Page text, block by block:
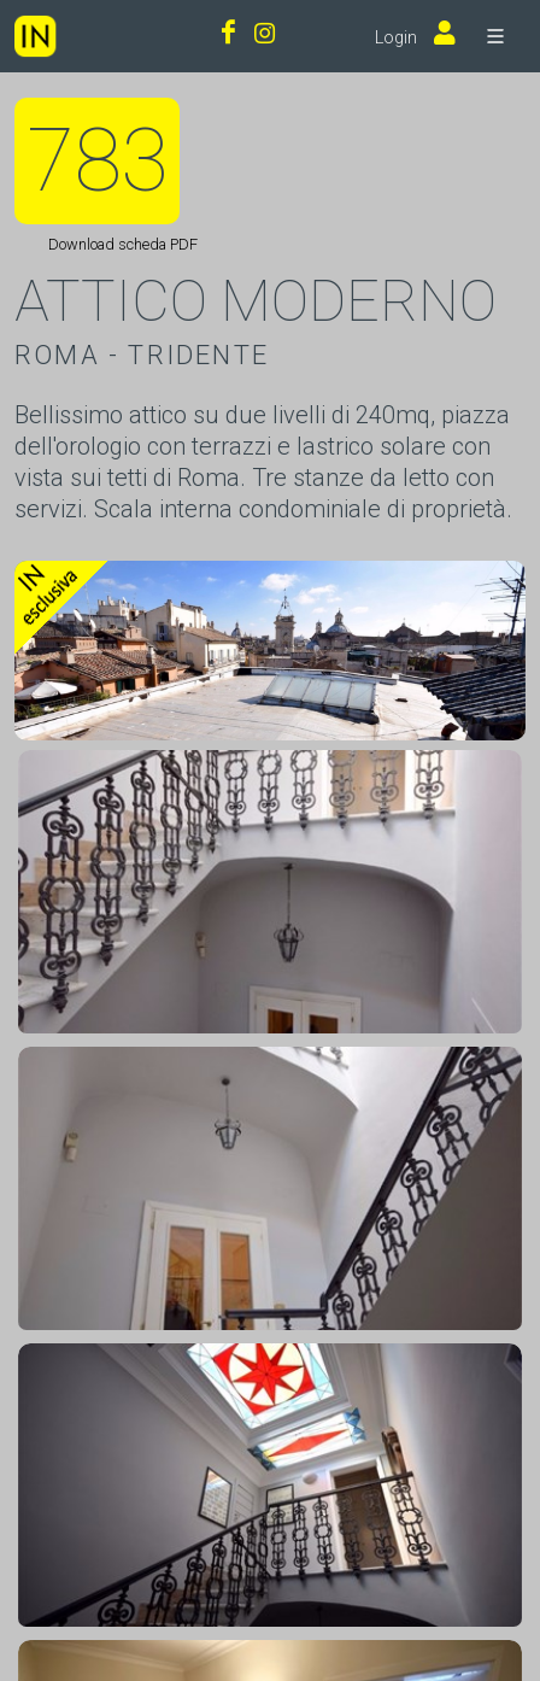
Login
783
Download scheda PDF
ATTICO MODERNO
ROMA - TRIDENTE
Bellissimo attico su due livelli di 240mq, piazza
dell'orologio con terrazzi e lastrico solare con
vista sui tetti di Roma. Tre stanze da letto con
servizi. Scala interna condominiale di proprietà.